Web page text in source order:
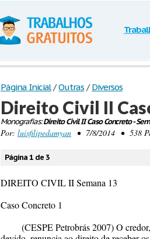
Página Inicial / Outras / Diversos
Direito Civil II
Monografias:Direito Civil II Caso Concreto -
Por: luisfilipedamyan • 7/8/2014 • 538
Página 1 de 3
DIREITO CIVIL II Semana 13
Caso Concreto 1
(CESPE Petrobrás 2007) O